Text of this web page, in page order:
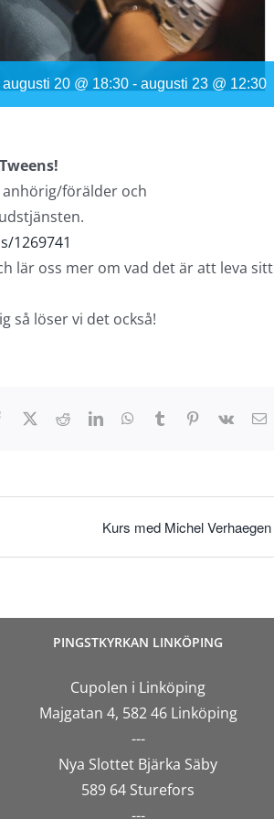
augusti 20 @ 18:30 -augusti 23 @ 12:30
förälder och
1269741
lär oss mer om vad det är att leva sitt
så löser vi det också!
Facebook RedditLinkedInWhatsApp
Tumblr Pinterest
Vk
E-
Kurs med Michel Verhaegen
PINGSTKYRKAN LINKÖPING
Cupolen i Linköping
Majgatan 4, 582 46 Linköping
---
Nya Slottet Bjärka Säby
589 64 Sturefors